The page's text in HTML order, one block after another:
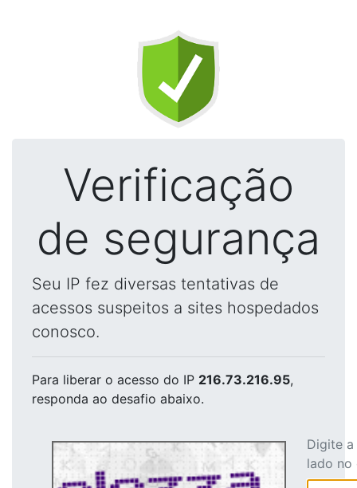
Verificação
de segurança
Seu IP fez diversas tentativas de
acessos suspeitos a sites hospedados
conosco.
Para liberar o acesso do IP 216.73.216.95,
responda ao desafio abaixo.
Digite
lado no